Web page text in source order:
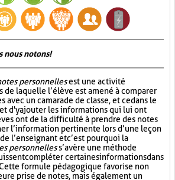
nous notons!
personnellesest une activité
de laquelle l’élève est amené à comparer
avec un camarade de classe, et ce dans le
d'y ajouter les informations qui lui ont
ont de la difficulté à prendre des notes
l’information pertinente lors d’une leçon
l’enseignant et c’est pourquoi la
personnelless’avère une méthode
compléter certaines informations dans
formule pédagogique favorise non
prise de notes, mais également un